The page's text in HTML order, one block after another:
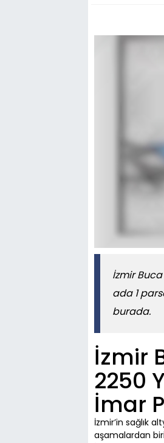
İzmir
ada 1
burada.
İzmir
2250
İmar
İzmir’in sağlık
aşamalardan